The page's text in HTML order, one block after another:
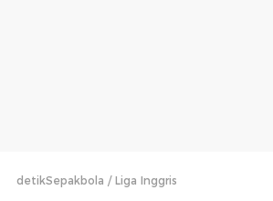
detikSepakbola Liga Inggris